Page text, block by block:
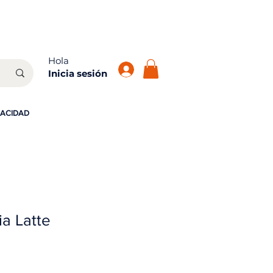
Hola
Inicia sesión
Latte